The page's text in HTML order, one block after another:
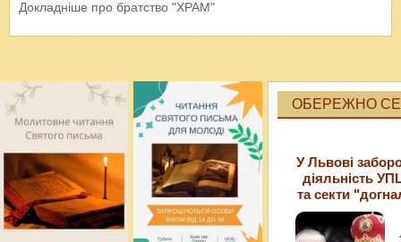
Докладніше про братство "ХРАМ"
ОБЕРЕЖНО
У Львові
діяльність
та секти